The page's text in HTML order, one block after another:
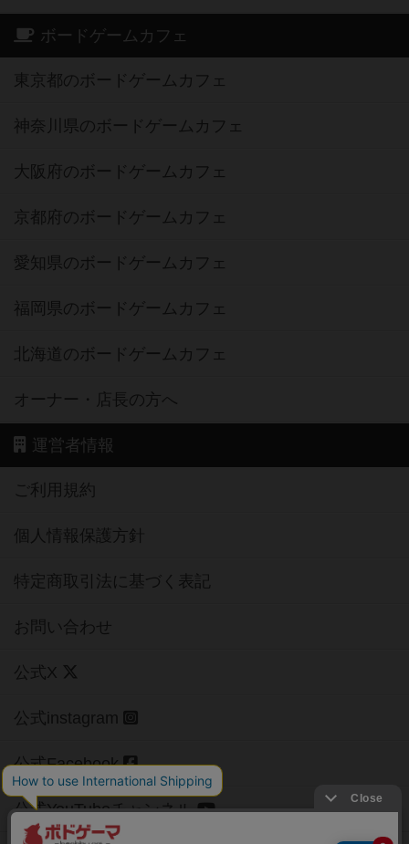
ボードゲームカフェ
東京都のボードゲームカフェ
神奈川県のボードゲームカフェ
大阪府のボードゲームカフェ
京都府のボードゲームカフェ
愛知県のボードゲームカフェ
福岡県のボードゲームカフェ
北海道のボードゲームカフェ
オーナー・店長の方へ
運営者情報
ご利用規約
個人情報保護方針
特定商取引法に基づく表記
お問い合わせ
公式X
公式instagram
公式Facebook
公式YouTubeチャンネル